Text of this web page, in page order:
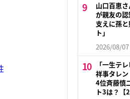
山口百恵
が親友の
支えに孫
ト」
2026/08/
「一生テ
祥事タレン
4位斉藤慎
ト3は？【